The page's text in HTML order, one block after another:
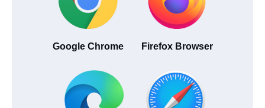
Google Chrome Firefox Browser